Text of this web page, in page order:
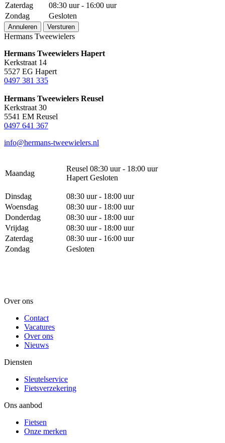
Zaterdag
08:30 uur - 16:00 uur
Zondag
Gesloten
Annuleren Versturen
Hermans Tweewielers
Hermans Tweewielers Hapert
Kerkstraat 14
5527 EG Hapert
0497 381 335
Hermans Tweewielers Reusel
Kerkstraat 30
5541 EM Reusel
0497 641 367
info@hermans-tweewielers.nl
Maandag
Reusel 08:30 uur - 18:00 uur
Hapert Gesloten
Dinsdag
08:30 uur - 18:00 uur
Woensdag
08:30 uur - 18:00 uur
Donderdag
08:30 uur - 18:00 uur
Vrijdag
08:30 uur - 18:00 uur
Zaterdag
08:30 uur - 16:00 uur
Zondag
Gesloten
Over ons
Contact
Vacatures
Over ons
Nieuws
Diensten
Sleutelservice
Fietsverzekering
Ons aanbod
Fietsen
Onze merken